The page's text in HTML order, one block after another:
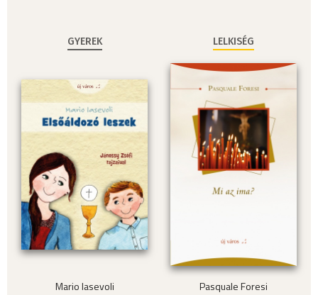
GYEREK
Mario Iasevoli
LELKISÉG
Pasquale Foresi